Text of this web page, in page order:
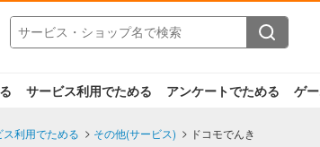
サービス利用でためる アンケートでためる ゲ
ス利用でためる その他(サービス) ドコモでんき